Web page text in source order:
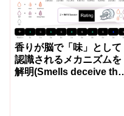
香りが脳で「味」として
認識されるメカニズムを
解明(Smells deceive the